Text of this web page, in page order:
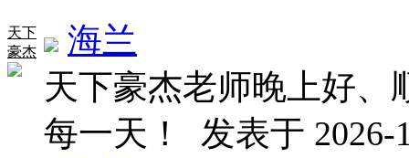
天下
豪杰
海兰
天下豪杰老师晚上好、
每一天！ 发表于 2026-